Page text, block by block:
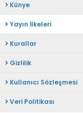
Künye
Yayın İlkeleri
Kurallar
Gizlilik
Kullanıcı Sözleşmesi
Veri Politikası